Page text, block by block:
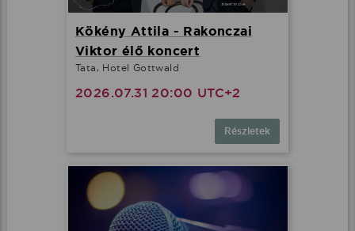
Kökény Attila - Rakonczai
Viktor élő koncert
Tata, Hotel Gottwald
2026.07.31 20:00 UTC+2
Részletek